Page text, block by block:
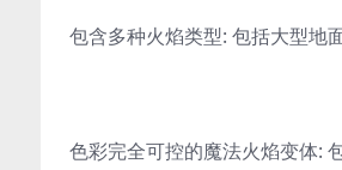
包含多种火焰类型: 包括大型地
色彩完全可控的魔法火焰变体: